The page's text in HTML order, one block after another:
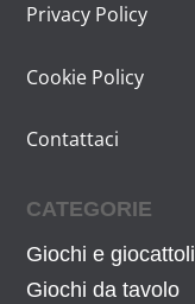
Privacy Policy
Cookie Policy
Contattaci
CATEGORIE
Giochi e giocattoli
Giochi da tavolo